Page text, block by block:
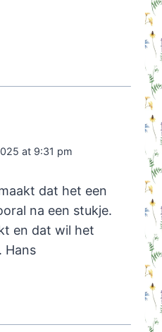
at 9:31 pm
dat het een
na een stukje.
en dat wil het
Hans